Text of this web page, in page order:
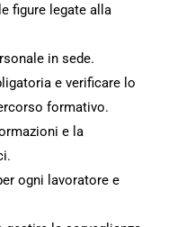
figure legate alla
in sede.
e verificare lo
formativo.
e la
ogni lavoratore e